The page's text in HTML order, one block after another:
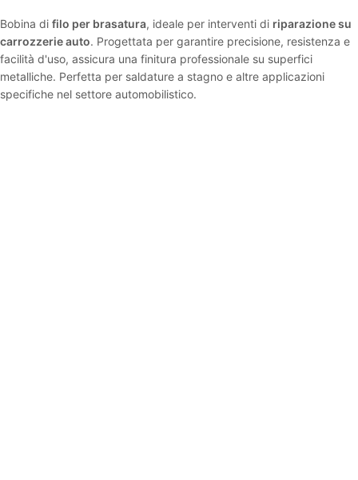
Bobina di filo per brasatura, ideale per interventi di riparazione su
carrozzerie auto. Progettata per garantire precisione, resistenza e
facilità d'uso, assicura una finitura professionale su superfici
metalliche. Perfetta per saldature a stagno e altre applicazioni
specifiche nel settore automobilistico.